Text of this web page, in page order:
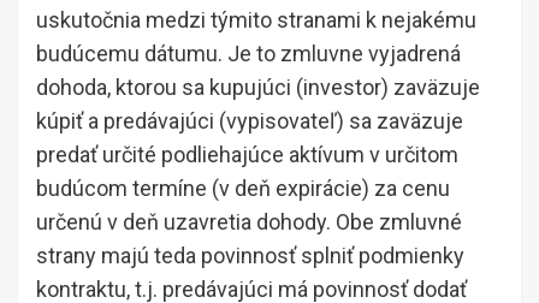
uskutočnia medzi týmito stranami k nejakému
budúcemu dátumu. Je to zmluvne vyjadrená
dohoda, ktorou sa kupujúci (investor) zaväzuje
kúpiť a predávajúci (vypisovateľ) sa zaväzuje
predať určité podliehajúce aktívum v určitom
budúcom termíne (v deň expirácie) za cenu
určenú v deň uzavretia dohody. Obe zmluvné
strany majú teda povinnosť splniť podmienky
kontraktu, t.j. predávajúci má povinnosť dodať